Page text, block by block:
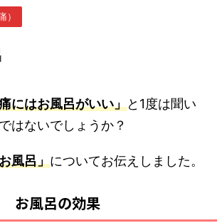
）
にはお風呂がいい」と1度は聞い
はないでしょうか？
風呂」についてお伝えしました。
お風呂の効果